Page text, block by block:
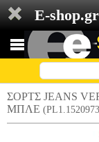
E-
ΣΟΡΤΣ JEANS
ΜΠΛΕ